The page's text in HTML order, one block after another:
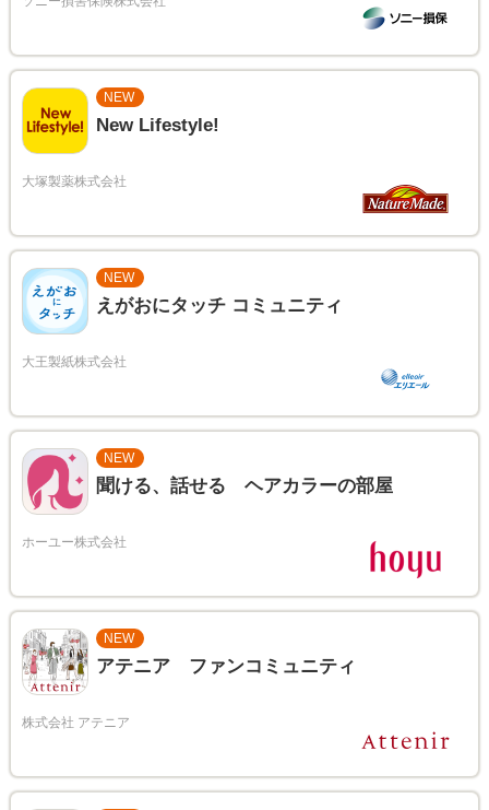
NEW
New Lifestyle!
NEW
えがおにタッチ コミュニティ
NEW
聞ける、話せる ヘアカラーの部屋
NEW
アテニア ファンコミュニティ